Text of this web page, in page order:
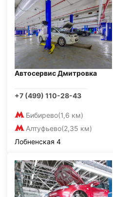
Автосервис Дмитровка
+7 (499) 110-28-43
Бибирево(1,6 км)
Алтуфьево(2,35 км)
Лобненская 4